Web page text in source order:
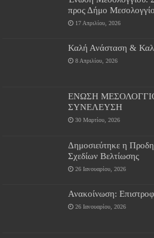
προς Δήμο
17 Απριλίου, 2026
Καλή Ανάσταση &
8 Απριλίου, 2026
ΕΝΩΣΗ
ΣΥΝΕΛΕΥΣΗ
30 Μαρτίου, 2026
Δημοσιεύτηκε η
Σχεδίων Βελτίωσης
26 Ιανουαρίου, 2026
Ανακοίνωση:
26 Ιανουαρίου, 2026